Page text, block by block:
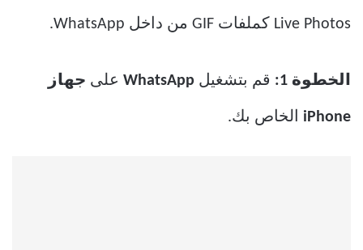
Live Photos كملفات GIF من داخل WhatsApp.
الخطوة 1: قم بتشغيل WhatsApp على جهاز
iPhone الخاص بك.